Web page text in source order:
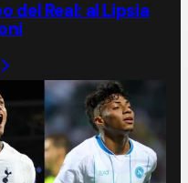
del Real: al Lipsia